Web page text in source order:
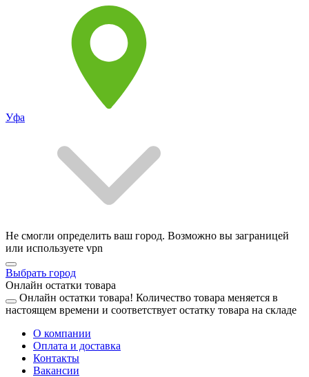
Уфа
Не смогли определить ваш город. Возможно вы заграницей
или используете vpn
Выбрать город
Онлайн остатки товара
Онлайн остатки товара! Количество товара меняется в
настоящем времени и соответствует остатку товара на складе
О компании
Оплата и доставка
Контакты
Вакансии